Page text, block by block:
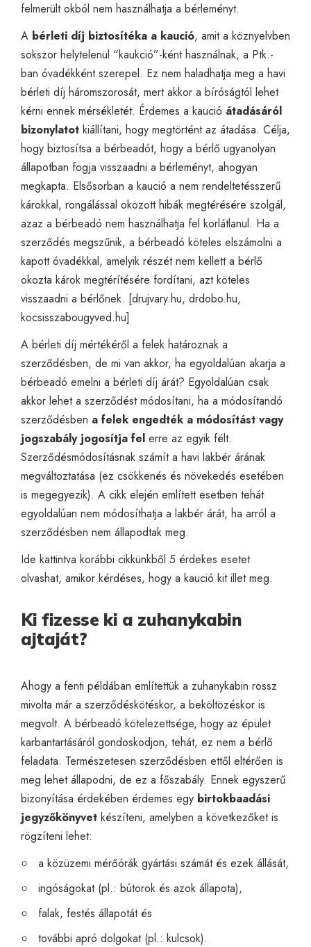
felmerült okból nem használhatja a bérleményt.
A bérleti díj biztosítéka a kaució, amit a köznyelvben
sokszor helytelenül “kaukció”-ként használnak, a Ptk.-
ban óvadékként szerepel. Ez nem haladhatja meg a havi
bérleti díj háromszorosát, mert akkor a bíróságtól lehet
kérni ennek mérsékletét. Érdemes a kaució átadásáról
bizonylatot kiállítani, hogy megtörtént az átadása. Célja,
hogy biztosítsa a bérbeadót, hogy a bérlő ugyanolyan
állapotban fogja visszaadni a bérleményt, ahogyan
megkapta. Elsősorban a kaució a nem rendeltetésszerű
károkkal, rongálással okozott hibák megtérésére szolgál,
azaz a bérbeadó nem használhatja fel korlátlanul. Ha a
szerződés megszűnik, a bérbeadó köteles elszámolni a
kapott óvadékkal, amelyik részét nem kellett a bérlő
okozta károk megtérítésére fordítani, azt köteles
visszaadni a bérlőnek. [drujvary.hu, drdobo.hu,
kocsisszabougyved.hu]
A bérleti díj mértékéről a felek határoznak a
szerződésben, de mi van akkor, ha egyoldalúan akarja a
bérbeadó emelni a bérleti díj árát? Egyoldalúan csak
akkor lehet a szerződést módosítani, ha a módosítandó
szerződésben a felek engedték a módosítást vagy
jogszabály jogosítja fel erre az egyik félt.
Szerződésmódosításnak számít a havi lakbér árának
megváltoztatása (ez csökkenés és növekedés esetében
is megegyezik). A cikk elején említett esetben tehát
egyoldalúan nem módosíthatja a lakbér árát, ha arról a
szerződésben nem állapodtak meg.
Ide kattintva korábbi cikkünkből 5 érdekes esetet
olvashat, amikor kérdéses, hogy a kaució kit illet meg.
Ki fizesse ki a zuhanykabin
ajtaját?
Ahogy a fenti példában említettük a zuhanykabin rossz
mivolta már a szerződéskötéskor, a beköltözéskor is
megvolt. A bérbeadó kötelezettsége, hogy az épület
karbantartásáról gondoskodjon, tehát, ez nem a bérlő
feladata. Természetesen szerződésben ettől eltérően is
meg lehet állapodni, de ez a főszabály. Ennek egyszerű
bizonyítása érdekében érdemes egy birtokbaadási
jegyzőkönyvet készíteni, amelyben a következőket is
rögzíteni lehet:
a közüzemi mérőórák gyártási számát és ezek állását,
ingóságokat (pl.: bútorok és azok állapota),
falak, festés állapotát és
további apró dolgokat (pl.: kulcsok).